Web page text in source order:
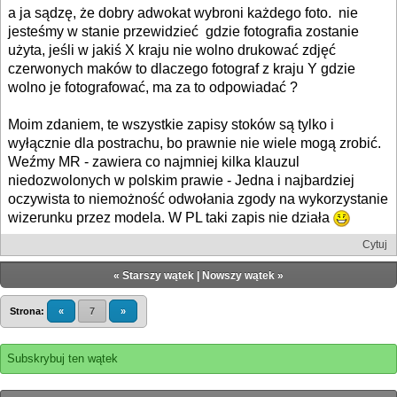
a ja sądzę, że dobry adwokat wybroni każdego foto. nie
jesteśmy w stanie przewidzieć gdzie fotografia zostanie
użyta, jeśli w jakiś X kraju nie wolno drukować zdjęć
czerwonych maków to dlaczego fotograf z kraju Y gdzie
wolno je fotografować, ma za to odpowiadać ?
Moim zdaniem, te wszystkie zapisy stoków są tylko i
wyłącznie dla postrachu, bo prawnie nie wiele mogą zrobić.
Weźmy MR - zawiera co najmniej kilka klauzul
niedozwolonych w polskim prawie - Jedna i najbardziej
oczywista to niemożność odwołania zgody na wykorzystanie
wizerunku przez modela. W PL taki zapis nie działa
Cytuj
« Starszy wątek Nowszy wątek »
Strona: « 7 »
Subskrybuj ten wątek